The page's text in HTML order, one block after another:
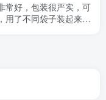
常好，包装很严实，可
用了不同袋子装起来，